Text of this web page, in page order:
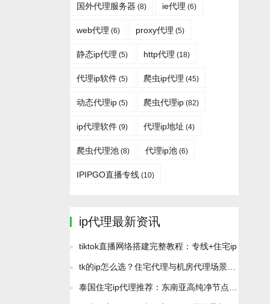
国外代理服务器 (8) ie代理 (6)
web代理 (6) proxy代理 (5)
静态ip代理 (5) http代理 (18)
代理ip软件 (5) 爬虫ip代理 (45)
动态代理ip (5) 爬虫代理ip (82)
ip代理软件 (9) 代理ip地址 (4)
爬虫代理池 (8) 代理ip池 (6)
IPIPGO直播专线 (10)
ip代理最新资讯
tiktok直播网络搭建完整教程：专线+住宅ip